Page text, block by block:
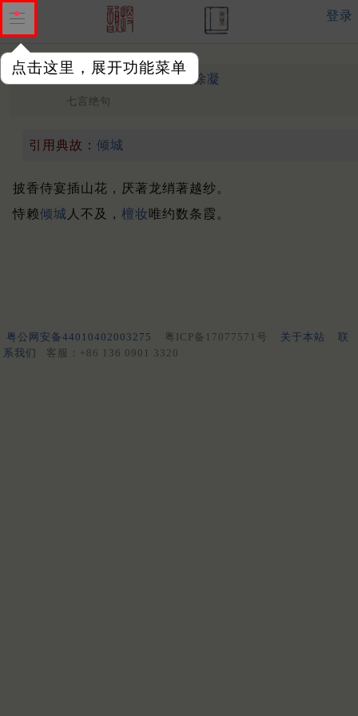
点击这里，展开功能菜单
登录
宫中曲二首 其一 唐 · 徐凝
七言绝句
引用典故： 倾城
披香侍宴插山花，厌著龙绡著越纱。
恃赖倾城 人不及， 檀妆 唯约数条霞。
粤公网安备44010402003275 粤ICP备17077571号 关于本站
联
系我们
客服：+86 136 0901 3320